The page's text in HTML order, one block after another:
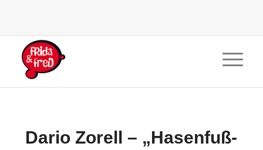
Dario Zorell – „Hasenfuß-